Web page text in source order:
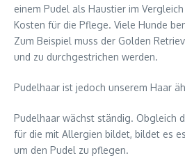
einem Pudel als Haustier im
Kosten für die Pflege. Viele Hunde
Zum Beispiel muss der Golden
und zu durchgestrichen werden.
Pudelhaar ist jedoch unserem Haar
Pudelhaar wächst ständig. Obgleich
für die mit Allergien bildet, bildet es
um den Pudel zu pflegen.